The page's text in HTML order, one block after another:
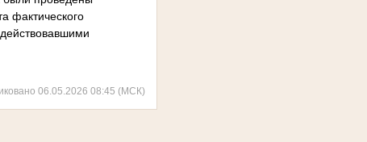
фактического
06.05.2026 08:45 (МСК)